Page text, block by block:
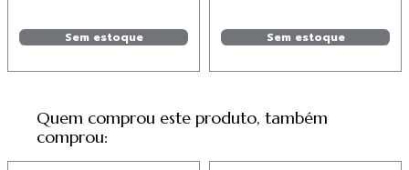
Sem estoque Sem estoque
Quem comprou este produto, também
comprou: